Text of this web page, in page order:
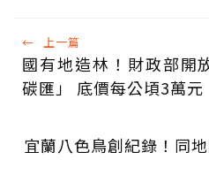
← 上一篇
國有地造林！財政部開
碳匯」 底價每公頃3萬元
宜蘭八色鳥創紀錄！同